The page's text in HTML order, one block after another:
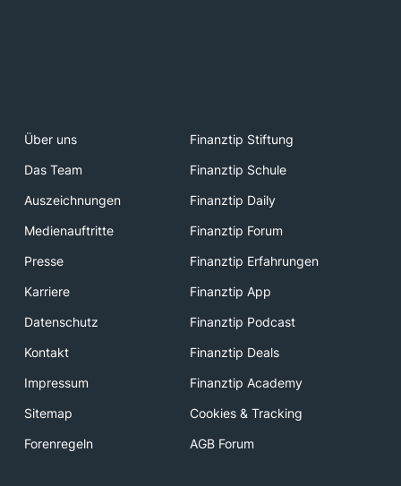
Über uns
Finanztip Stiftung
Das Team
Finanztip Schule
Auszeichnungen
Finanztip Daily
Medienauftritte
Finanztip Forum
Presse
Finanztip Erfahrungen
Karriere
Finanztip App
Datenschutz
Finanztip Podcast
Kontakt
Finanztip Deals
Impressum
Finanztip Academy
Sitemap
Cookies & Tracking
Forenregeln
AGB Forum